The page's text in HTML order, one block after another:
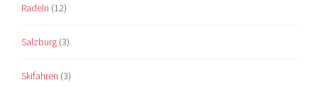
Radeln (12)
Salzburg (3)
Skifahren (3)